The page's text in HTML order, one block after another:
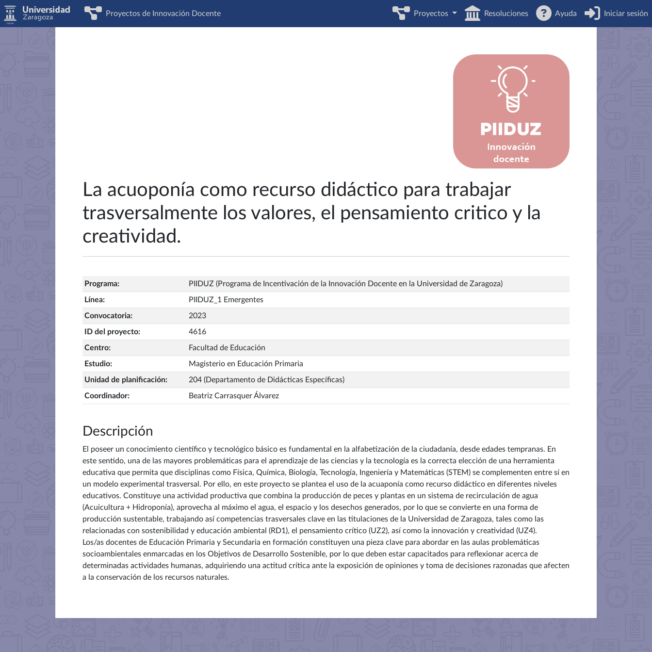
Proyectos de Innovación Docente Proyectos Resoluciones Ayuda Iniciar sesión
La acuoponía como recurso didáctico para trabajar
trasversalmente los valores, el pensamiento critico y la
creatividad.
Programa: PIIDUZ (Programa de Incentivación de la Innovación Docente en la Universidad de Zaragoza)
Línea: PIIDUZ_1 Emergentes
Convocatoria: 2023
ID del proyecto: 4616
Centro: Facultad de Educación
Estudio: Magisterio en Educación Primaria
Unidad de planificación: 204 (Departamento de Didácticas Específicas)
Coordinador: Beatriz Carrasquer Álvarez
Descripción
El poseer un conocimiento científico y tecnológico básico es fundamental en la alfabetización de la ciudadanía, desde edades tempranas. En
este sentido, una de las mayores problemáticas para el aprendizaje de las ciencias y la tecnología es la correcta elección de una herramienta
educativa que permita que disciplinas como Física, Química, Biología, Tecnología, Ingeniería y Matemáticas (STEM) se complementen entre sí en
un modelo experimental trasversal. Por ello, en este proyecto se plantea el uso de la acuaponía como recurso didáctico en diferentes niveles
educativos. Constituye una actividad productiva que combina la producción de peces y plantas en un sistema de recirculación de agua
(Acuicultura + Hidroponía), aprovecha al máximo el agua, el espacio y los desechos generados, por lo que se convierte en una forma de
producción sustentable, trabajando así competencias trasversales clave en las titulaciones de la Universidad de Zaragoza, tales como las
relacionadas con sostenibilidad y educación ambiental (RD1), el pensamiento crítico (UZ2), así como la innovación y creatividad (UZ4).
Los/as docentes de Educación Primaria y Secundaria en formación constituyen una pieza clave para abordar en las aulas problemáticas
socioambientales enmarcadas en los Objetivos de Desarrollo Sostenible, por lo que deben estar capacitados para reflexionar acerca de
determinadas actividades humanas, adquiriendo una actitud crítica ante la exposición de opiniones y toma de decisiones razonadas que afecten
a la conservación de los recursos naturales.